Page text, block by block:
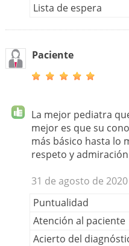
Lista de espera
Paciente
La mejor pediatra
mejor es que su
más básico hasta lo
respeto y
31 de agosto de 2020
Puntualidad
Atención al paciente
Acierto del